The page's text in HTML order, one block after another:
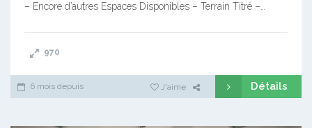
– Encore d’autres Espaces Disponibles – Terrain Titré –…
970
6 mois depuis J'aime Détails